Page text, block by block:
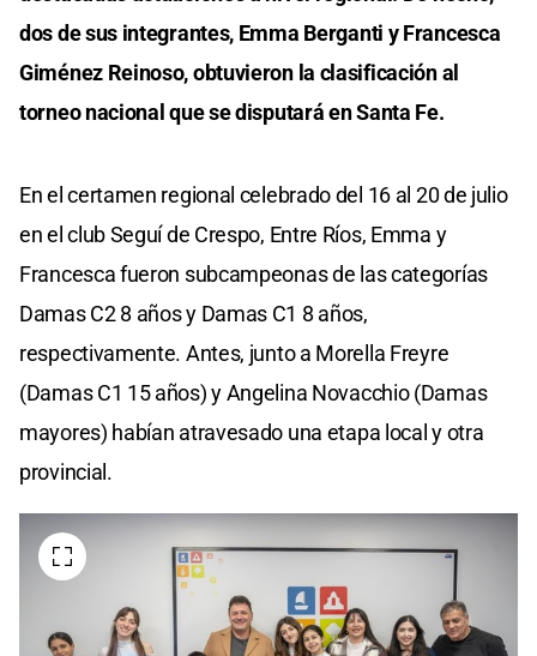
dos de sus integrantes, Emma Berganti y Francesca
Giménez Reinoso, obtuvieron la clasificación al
torneo nacional que se disputará en Santa Fe.
En el certamen regional celebrado del 16 al 20 de julio
en el club Seguí de Crespo, Entre Ríos, Emma y
Francesca fueron subcampeonas de las categorías
Damas C2 8 años y Damas C1 8 años,
respectivamente. Antes, junto a Morella Freyre
(Damas C1 15 años) y Angelina Novacchio (Damas
mayores) habían atravesado una etapa local y otra
provincial.